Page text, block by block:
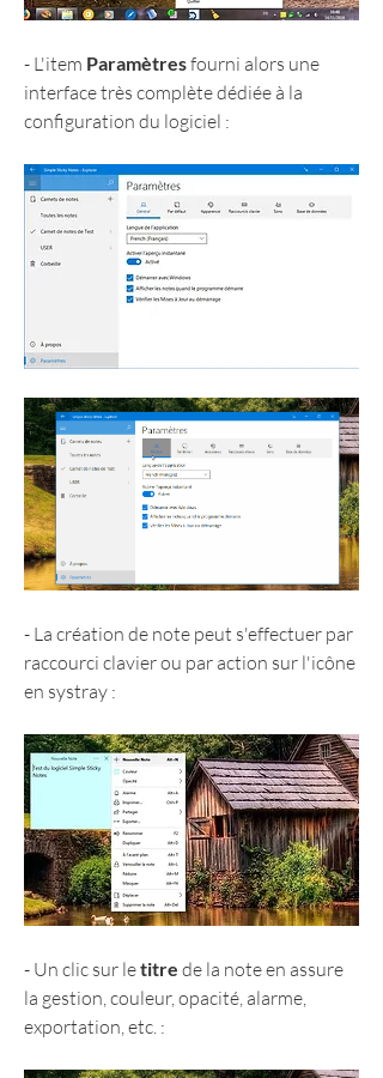
- L'item Paramètres fourni alors une
interface très complète dédiée à la
configuration du logiciel :
- La création de note peut s'effectuer par
raccourci clavier ou par action sur l'icône
en systray :
- Un clic sur le titre de la note en assure
la gestion, couleur, opacité, alarme,
exportation, etc. :